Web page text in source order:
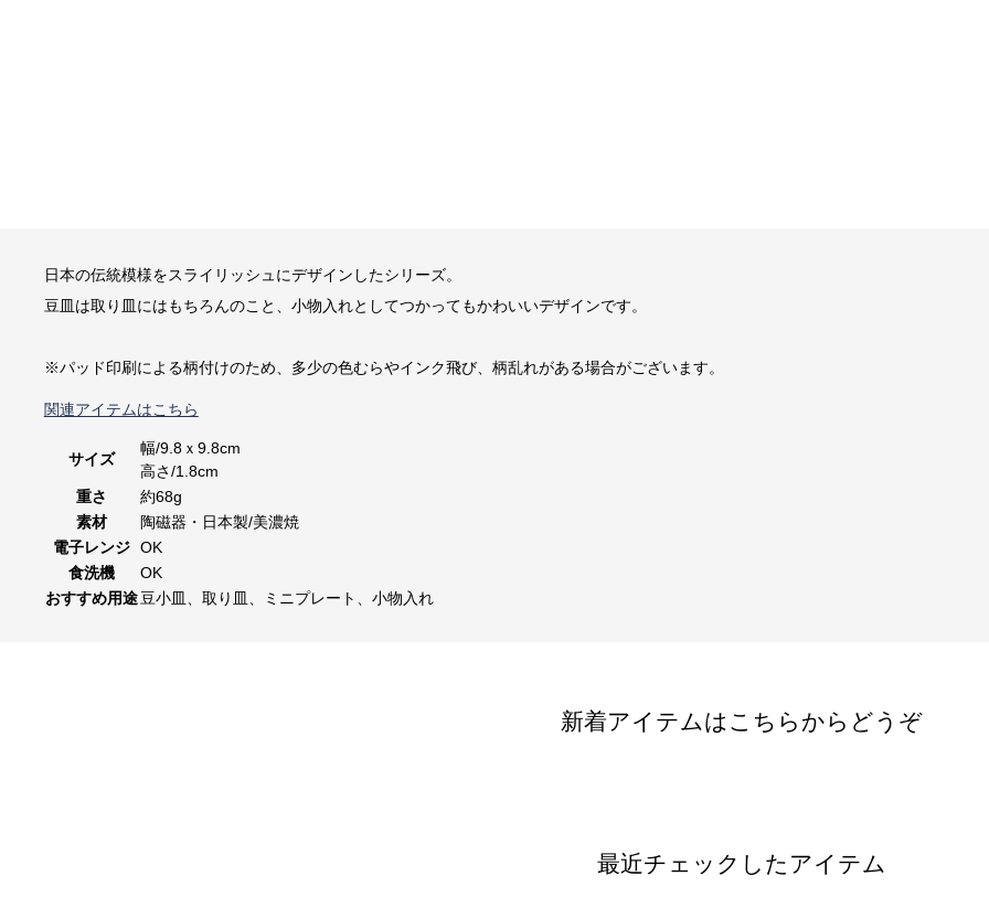
日本の伝統模様をスライリッシュにデザインしたシリーズ。
豆皿は取り皿にはもちろんのこと、小物入れとしてつかってもかわいいデザインです。
※パッド印刷による柄付けのため、多少の色むらやインク飛び、柄乱れがある場合がございます。
関連アイテムはこちら
サイズ
幅/9.8ｘ9.8cm
高さ/1.8cm
重さ
約68g
素材
陶磁器・日本製/美濃焼
電子レンジ OK
食洗機
OK
おすすめ用途豆小皿、取り皿、ミニプレート、小物入れ
新着アイテムはこちらからどうぞ
最近チェックしたアイテム